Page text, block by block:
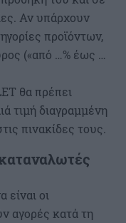
Αν υπάρχουν
προϊόντων,
(«από …% έως …
θα πρέπει
τιμή διαγραμμένη
πινακίδες τους.
είναι οι
αγορές κατά τη